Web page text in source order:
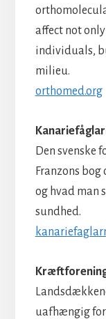
affect not
individuals,
milieu.
orthomed.org
Den svenske
Franzons
og hvad man
sundhed.
uafhængig